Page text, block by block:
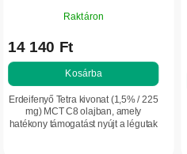
Raktáron
14 140 Ft
Kosárba
Erdeifenyő Tetra kivonat (1,5% / 225
mg) MCT C8 olajban, amely
hatékony támogatást nyújt a légutak